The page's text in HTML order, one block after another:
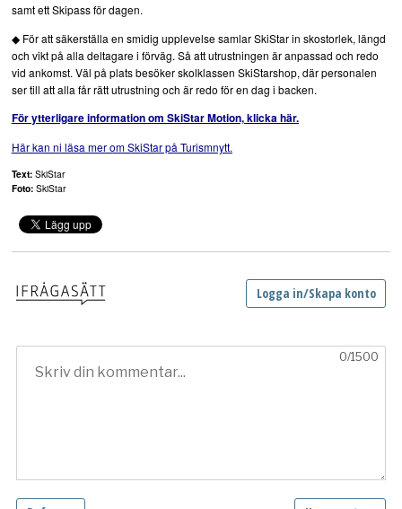
samt ett Skipass för dagen.
◆ För att säkerställa en smidig upplevelse samlar SkiStar in skostorlek, längd
och vikt på alla deltagare i förväg. Så att utrustningen är anpassad och redo
vid ankomst. Väl på plats besöker skolklassen SkiStarshop, där personalen
ser till att alla får rätt utrustning och är redo för en dag i backen.
För ytterligare information om SkiStar Motion, klicka här.
Här kan ni läsa mer om SkiStar på Turismnytt.
Text: SkiStar
Foto: SkiStar